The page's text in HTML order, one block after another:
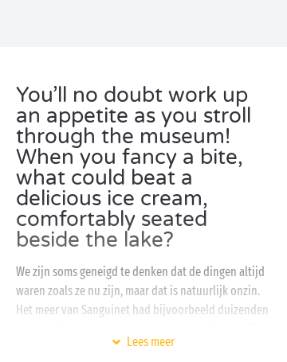
You’ll no doubt work up
an appetite as you stroll
through the museum!
When you fancy a bite,
what could beat a
delicious ice cream,
comfortably seated
beside the lake?
We zijn soms geneigd te denken dat de dingen altijd
waren zoals ze nu zijn, maar dat is natuurlijk onzin.
Het meer van Sanguinet had bijvoorbeeld duizenden
collectie van 450 objecten toont het museum hoe de
Lees meer